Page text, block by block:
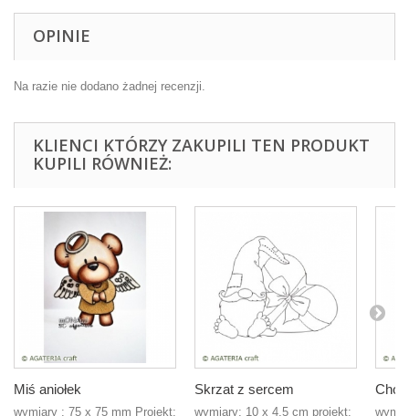
OPINIE
Na razie nie dodano żadnej recenzji.
KLIENCI KTÓRZY ZAKUPILI TEN PRODUKT
KUPILI RÓWNIEŻ:
Miś aniołek
wymiary : 75 x 75 mm Projekt:
Skrzat z sercem
wymiary: 10 x 4,5 cm projekt: